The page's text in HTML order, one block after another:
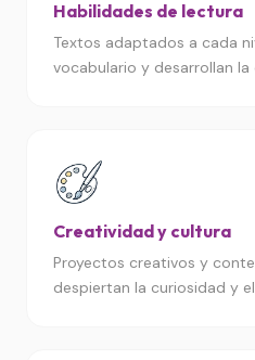
Habilidades de lectura
Textos adaptados a cada
vocabulario y desarrollan
Creatividad y cultura
Proyectos creativos y
despiertan la curiosidad y